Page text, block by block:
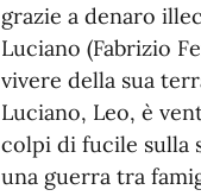
grazie a denaro
Luciano (Fabrizio
vivere della sua
Luciano, Leo, è
colpi di fucile sulla
una guerra tra